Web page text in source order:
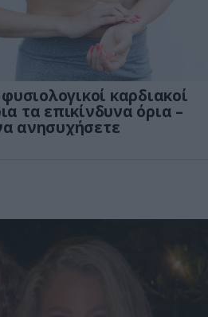
φυσιολογικοί καρδιακοί
τα επικίνδυνα όρια –
ανησυχήσετε